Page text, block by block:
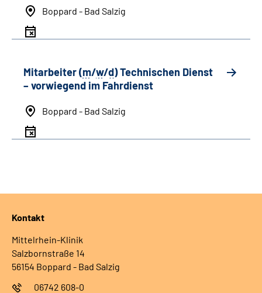
Boppard - Bad Salzig
Mitarbeiter (m/w/d) Technischen Dienst
– vorwiegend im Fahrdienst
Boppard - Bad Salzig
Kontakt
Mittelrhein-Klinik
Salzbornstraße 14
56154 Boppard - Bad Salzig
06742 608-0